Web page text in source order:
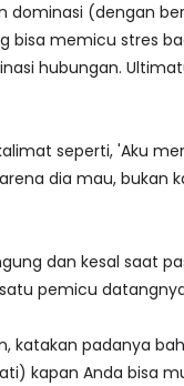
dominasi (dengan
bisa memicu stres
hubungan.
seperti, 'Aku
dia mau, bukan
dan kesal saat
pemicu
katakan padanya
kapan Anda bisa